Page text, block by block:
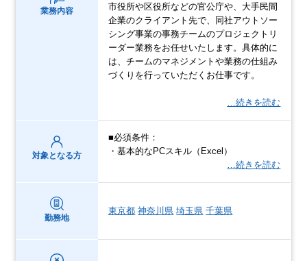
業務内容
市役所や区役所などの官公庁や、大手民間
企業のクライアント先で、同社アウトソー
シング事業の事務チームのプロジェクトリ
ーダー業務をお任せいたします。具体的に
は、チームのマネジメントや業務の仕組み
づくりを行っていただくお仕事です。
…続きを読む
対象となる方
■必須条件：
・基本的なPCスキル（Excel）
…続きを読む
勤務地
東京都 神奈川県 埼玉県 千葉県